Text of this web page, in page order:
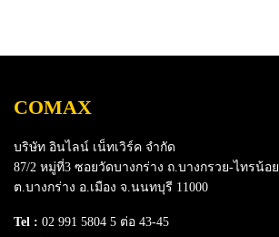
COMAX
บริษัท อินไลน์ เน็ทเวิร์ค จำกัด
87/2 หมู่ที่3 ซอยวัดบางกร่าง ถ.บางกรวย-ไทรน้อย
ต.บางกร่าง อ.เมือง จ.นนทบุรี 11000
Tel : 02 991 5804 5 ต่อ 43-45